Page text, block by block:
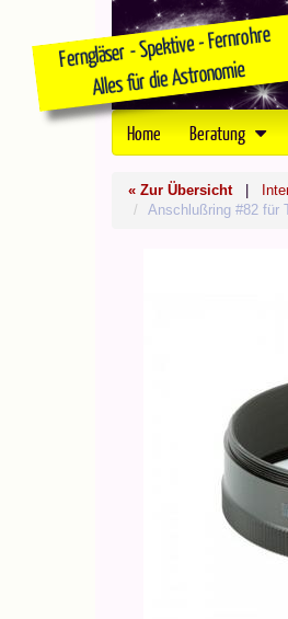
Home Beratung
« Zur Übersicht|
Anschlußring #82 für